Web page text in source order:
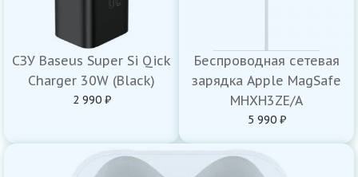
СЗУ Baseus Super Si Qick
Charger 30W (Black)
2 990 ₽
Беспроводная сетевая
зарядка Apple MagSafe
MHXH3ZE/A
5 990 ₽